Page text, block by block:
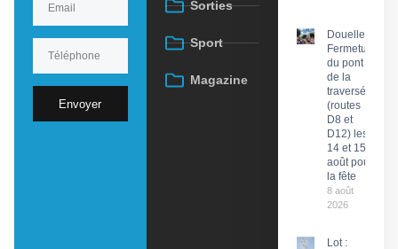
Envoyer
Sorties
Sport
Magazine
Douelle :
Fermeture
du pont et
de la
traversée
(routes
D8 et
D12) les
14 et 15
août pour
la fête
8 août
2026
Lot :